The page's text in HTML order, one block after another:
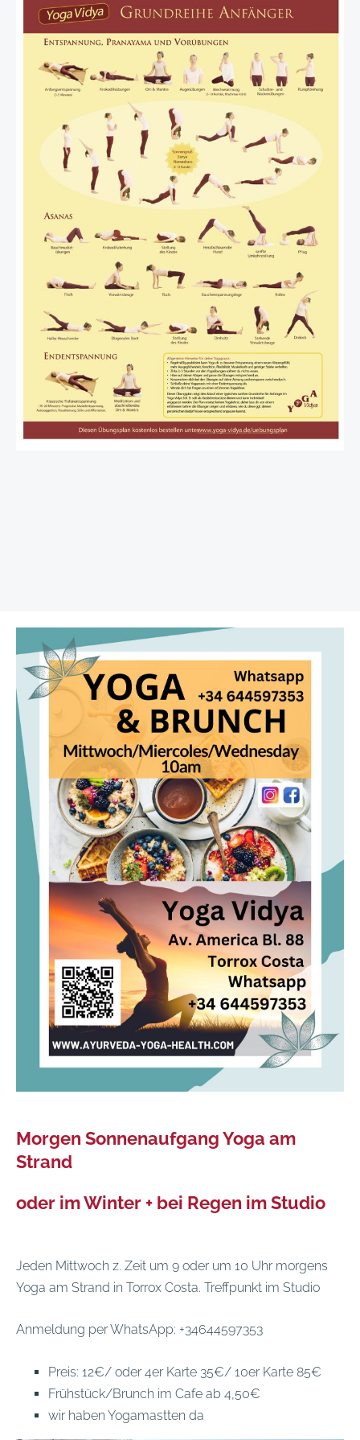
Morgen Sonnenaufgang Yoga am
Strand
oder im Winter + bei Regen im Studio
Jeden Mittwoch z. Zeit um 9 oder um 10 Uhr morgens
Yoga am Strand in Torrox Costa. Treffpunkt im Studio
Anmeldung per WhatsApp: +34644597353
Preis: 12€/ oder 4er Karte 35€/ 10er Karte 85€
Frühstück/Brunch im Cafe ab 4,50€
wir haben Yogamastten da